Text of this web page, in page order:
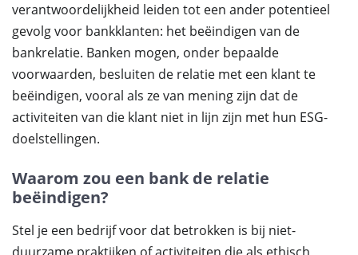
verantwoordelijkheid leiden tot een ander potentieel
gevolg voor bankklanten: het beëindigen van de
bankrelatie. Banken mogen, onder bepaalde
voorwaarden, besluiten de relatie met een klant te
beëindigen, vooral als ze van mening zijn dat de
activiteiten van die klant niet in lijn zijn met hun ESG-
doelstellingen.
Waarom zou een bank de relatie
beëindigen?
Stel je een bedrijf voor dat betrokken is bij niet-